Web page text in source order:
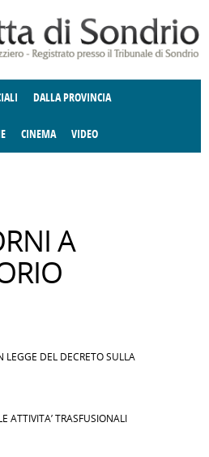
DALLA PROVINCIA
CINEMA VIDEO
A
LEGGE DEL DECRETO SULLA
ATTIVITA’ TRASFUSIONALI